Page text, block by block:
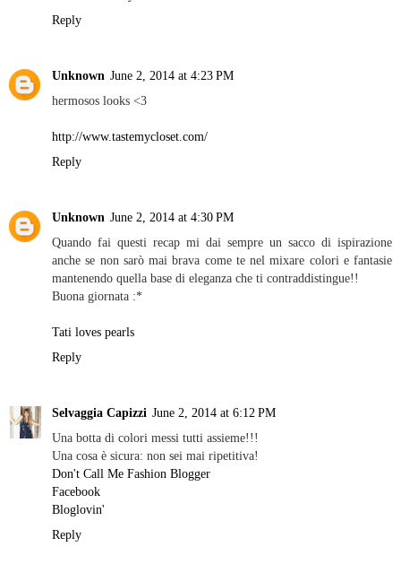
Reply
Unknown June 2, 2014 at 4:23 PM
hermosos looks <3
http://www.tastemycloset.com/
Reply
Unknown June 2, 2014 at 4:30 PM
Quando fai questi recap mi dai sempre un sacco di ispirazione
anche se non sarò mai brava come te nel mixare colori e fantasie
mantenendo quella base di eleganza che ti contraddistingue!!
Buona giornata :*
Tati loves pearls
Reply
Selvaggia Capizzi June 2, 2014 at 6:12 PM
Una botta di colori messi tutti assieme!!!
Una cosa è sicura: non sei mai ripetitiva!
Don't Call Me Fashion Blogger
Facebook
Bloglovin'
Reply